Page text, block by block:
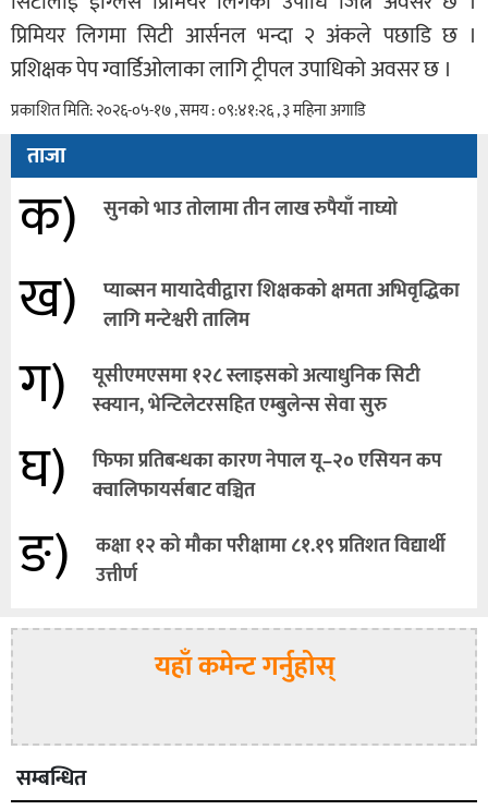
प्रिमियर लिगमा सिटी आर्सनल भन्दा २ अंकले पछाडि छ ।
प्रशिक्षक पेप ग्वार्डिओलाका लागि ट्रीपल उपाधिको अवसर छ ।
प्रकाशित मिति: २०२६-०५-१७ , समय : ०९:४१:२६ , ३ महिना अगाडि
ताजा
क) सुनको भाउ तोलामा तीन लाख रुपैयाँ नाघ्यो
ख)
प्याब्सन मायादेवीद्वारा शिक्षकको क्षमता अभिवृद्धिका
लागि मन्टेश्वरी तालिम
ग)
यूसीएमएसमा १२८ स्लाइसको अत्याधुनिक सिटी
स्क्यान, भेन्टिलेटरसहित एम्बुलेन्स सेवा सुरु
घ)
फिफा प्रतिबन्धका कारण नेपाल यू–२० एसियन कप
क्वालिफायर्सबाट वञ्चित
ङ)
कक्षा १२ को मौका परीक्षामा ८१.१९ प्रतिशत विद्यार्थी
उत्तीर्ण
यहाँ कमेन्ट गर्नुहोस्
सम्बन्धित